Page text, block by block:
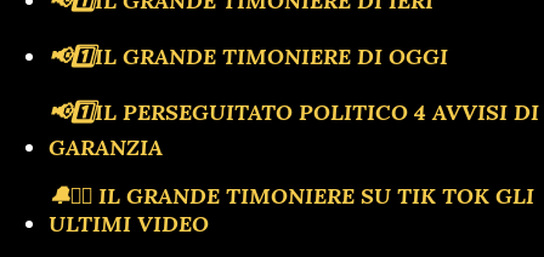
📢1️⃣IL GRANDE TIMONIERE DI OGGI
📢1️⃣IL PERSEGUITATO POLITICO 4 AVVISI DI
GARANZIA
🔔🏴‍☠️ IL GRANDE TIMONIERE SU TIK TOK GLI
ULTIMI VIDEO